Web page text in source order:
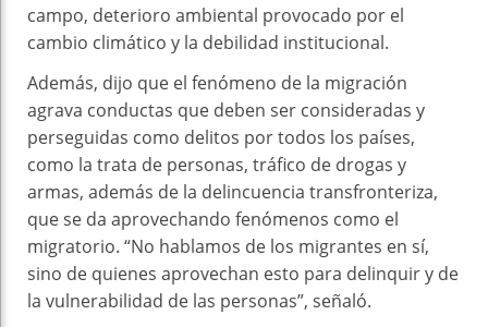
campo, deterioro ambiental provocado por el
cambio climático y la debilidad institucional.
Además, dijo que el fenómeno de la migración
agrava conductas que deben ser consideradas y
perseguidas como delitos por todos los países,
como la trata de personas, tráfico de drogas y
armas, además de la delincuencia transfronteriza,
que se da aprovechando fenómenos como el
migratorio. “No hablamos de los migrantes en sí,
sino de quienes aprovechan esto para delinquir y de
la vulnerabilidad de las personas”, señaló.